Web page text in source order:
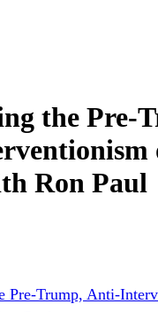
the Pre-
Ron Paul